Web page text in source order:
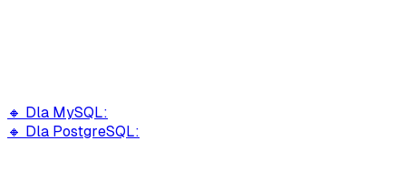
🔸 Dla MySQL:
🔸 Dla PostgreSQL: